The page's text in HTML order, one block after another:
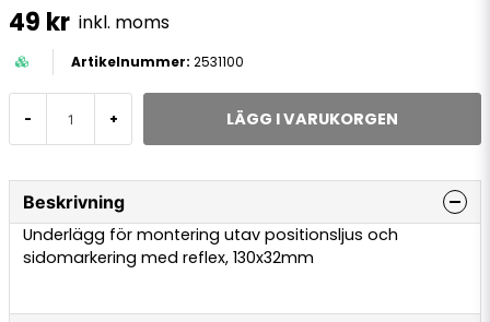
49 kr inkl. moms
2531100
- + LÄGG I VARUKORGEN
Beskrivning
Underlägg för montering utav positionsljus och
sidomarkering med reflex, 130x32mm